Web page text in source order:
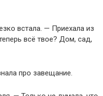
встала. — Приехала из
всё твое? Дом, сад,
про завещание.